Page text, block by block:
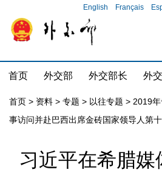
English Français
首页 外交部 外交部长 外
首页 > 资料 > 专题 > 以往专题 > 2019
事访问并赴巴西出席金砖国家领导人第
习近平在希腊媒